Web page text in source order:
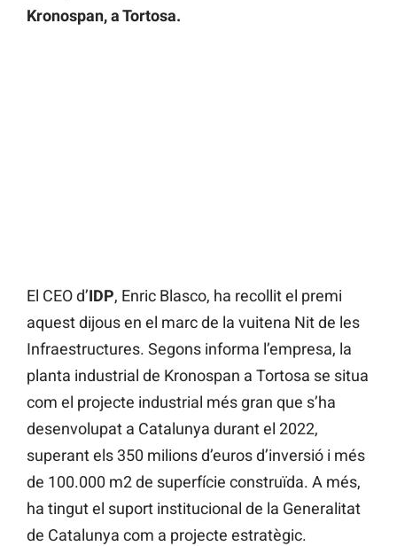
Kronospan, a Tortosa.
El CEO d’IDP, Enric Blasco, ha recollit el premi
aquest dijous en el marc de la vuitena Nit de les
Infraestructures. Segons informa l’empresa, la
planta industrial de Kronospan a Tortosa se situa
com el projecte industrial més gran que s’ha
desenvolupat a Catalunya durant el 2022,
superant els 350 milions d’euros d’inversió i més
de 100.000 m2 de superfície construïda. A més,
ha tingut el suport institucional de la Generalitat
de Catalunya com a projecte estratègic.